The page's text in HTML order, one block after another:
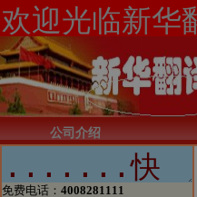
公司介绍
免费电话： 4008281111